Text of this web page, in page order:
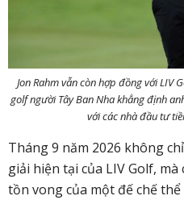
Jon Rahm vẫn còn hợp đồng với LIV
golf người Tây Ban Nha khẳng định
với các nhà đầu tư
Tháng 9 năm 2026 không
giải hiện tại của LIV Golf,
tồn vong của một đế chế